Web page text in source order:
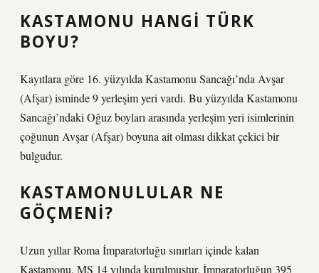
KASTAMONU HANGI TÜRK
BOYU?
Kayıtlara göre 16. yüzyılda Kastamonu Sancağı’nda Avşar
(Afşar) isminde 9 yerleşim yeri vardı. Bu yüzyılda Kastamonu
Sancağı’ndaki Oğuz boyları arasında yerleşim yeri isimlerinin
çoğunun Avşar (Afşar) boyuna ait olması dikkat çekici bir
bulgudur.
KASTAMONULULAR NE
GÖÇMENI?
Uzun yıllar Roma İmparatorluğu sınırları içinde kalan
Kastamonu, MS 14 yılında kurulmuştur. İmparatorluğun 395